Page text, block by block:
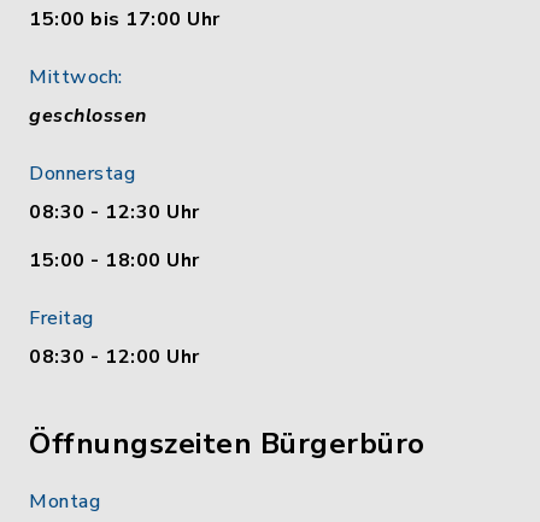
15:00 bis 17:00 Uhr
Mittwoch:
geschlossen
Donnerstag
08:30 - 12:30 Uhr
15:00 - 18:00 Uhr
Freitag
08:30 - 12:00 Uhr
Öffnungszeiten Bürgerbüro
Montag